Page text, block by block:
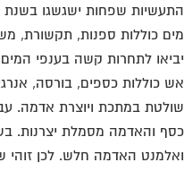
כוללות ספנות, תקשורת,
לתחרות קשה בענפי
כוללות כספים, בורסה,
במתכת ויוצרת אדמה.
האדמה חלש. לכן זוהי